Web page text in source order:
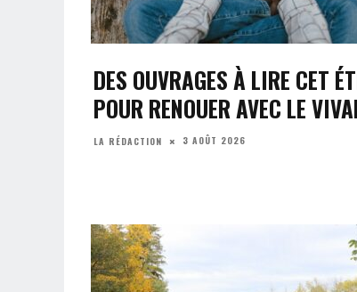
DES OUVRAGES À LIRE CET
POUR RENOUER AVEC LE
LA RÉDACTION 3 AOÛT 2026